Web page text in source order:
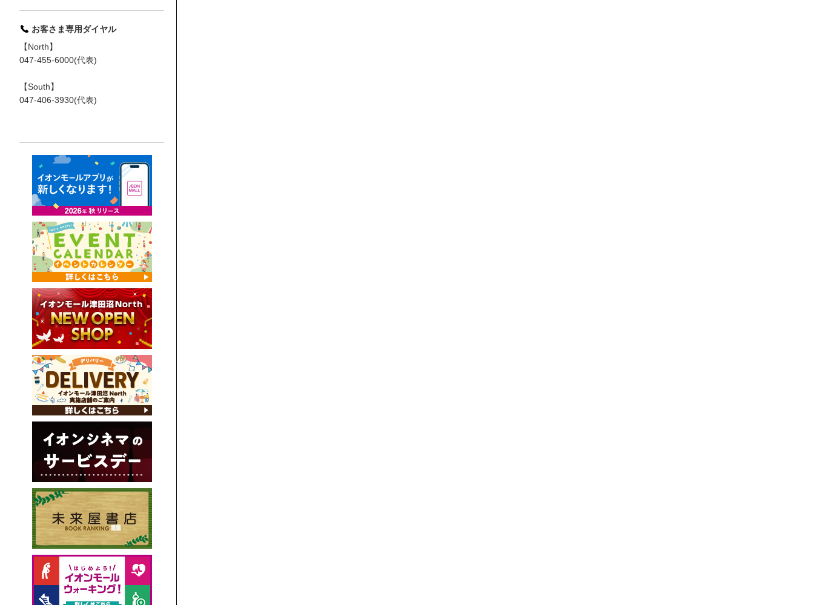
お客さま専用ダイヤル
【North】
047-455-6000(代表)
【South】
047-406-3930(代表)